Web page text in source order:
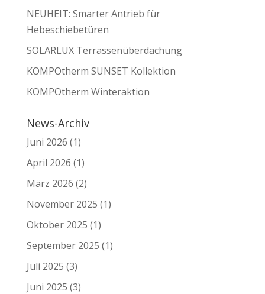
NEUHEIT: Smarter Antrieb für
Hebeschiebetüren
SOLARLUX Terrassenüberdachung
KOMPOtherm SUNSET Kollektion
KOMPOtherm Winteraktion
News-Archiv
Juni 2026 (1)
April 2026 (1)
März 2026 (2)
November 2025 (1)
Oktober 2025 (1)
September 2025 (1)
Juli 2025 (3)
Juni 2025 (3)